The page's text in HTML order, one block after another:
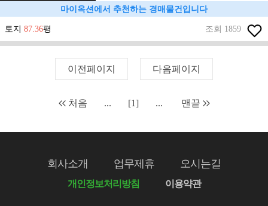
마이옥션에서 추천하는 경매물건입니다
토지 87.36평 조회 1859
이전페이지 다음페이지
처음 ... [1] ... 맨끝
회사소개 업무제휴 오시는길
개인정보처리방침 이용약관